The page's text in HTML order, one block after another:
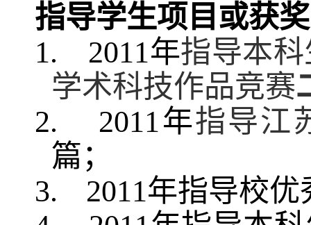
指导学生项目或获
1.
2011年指导本
学术科技作品竞赛
2.
2011年指导江
篇；
3.
2011年指导校优